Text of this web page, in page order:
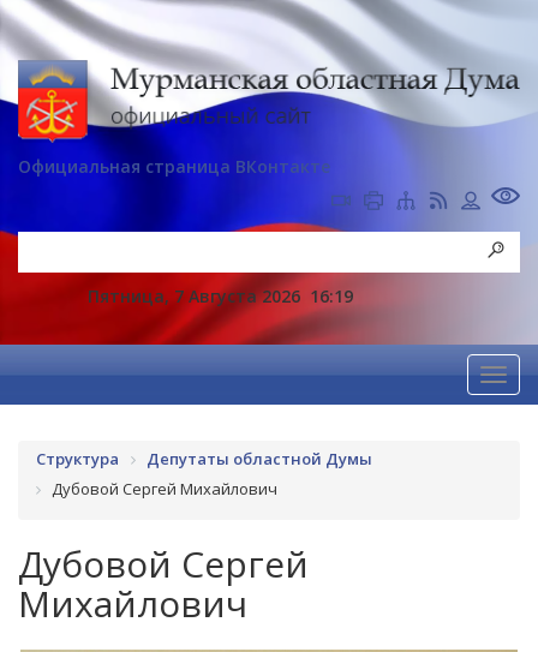
Официальная страница ВКонтакте
Пятница, 7 Августа 2026 16:19
Структура
Депутаты областной Думы
Дубовой Сергей Михайлович
Дубовой Сергей
Михайлович